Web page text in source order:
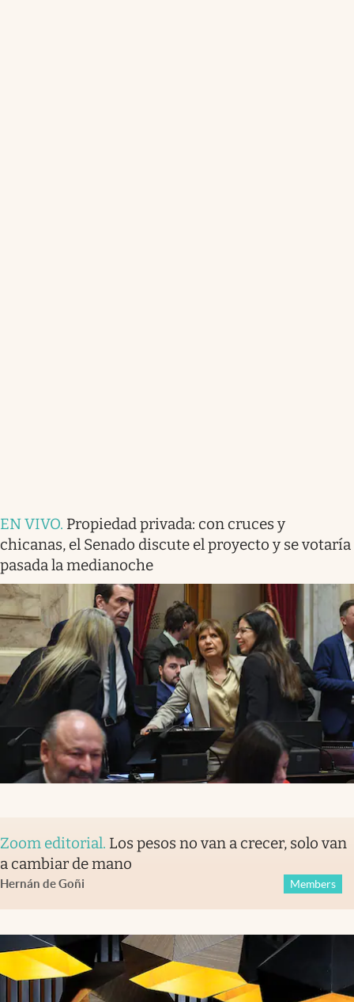
EN VIVO. Propiedad privada: con cruces y
chicanas, el Senado discute el proyecto y se votaría
pasada la medianoche
Zoom editorial. Los pesos no van a crecer, solo van
a cambiar de mano
Hernán de Goñi Members